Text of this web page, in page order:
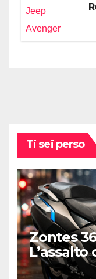
Ti sei perso
Zontes
Honda e